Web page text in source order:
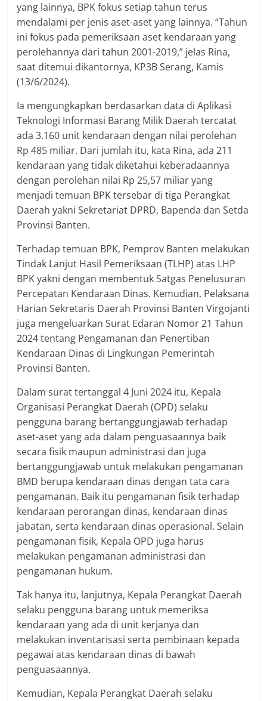
yang lainnya, BPK fokus setiap tahun terus
mendalami per jenis aset-aset yang lainnya. “Tahun
ini fokus pada pemeriksaan aset kendaraan yang
perolehannya dari tahun 2001-2019,” jelas Rina,
saat ditemui dikantornya, KP3B Serang, Kamis
(13/6/2024).
Ia mengungkapkan berdasarkan data di Aplikasi
Teknologi Informasi Barang Milik Daerah tercatat
ada 3.160 unit kendaraan dengan nilai perolehan
Rp 485 miliar. Dari jumlah itu, kata Rina, ada 211
kendaraan yang tidak diketahui keberadaannya
dengan perolehan nilai Rp 25,57 miliar yang
menjadi temuan BPK tersebar di tiga Perangkat
Daerah yakni Sekretariat DPRD, Bapenda dan Setda
Provinsi Banten.
Terhadap temuan BPK, Pemprov Banten melakukan
Tindak Lanjut Hasil Pemeriksaan (TLHP) atas LHP
BPK yakni dengan membentuk Satgas Penelusuran
Percepatan Kendaraan Dinas. Kemudian, Pelaksana
Harian Sekretaris Daerah Provinsi Banten Virgojanti
juga mengeluarkan Surat Edaran Nomor 21 Tahun
2024 tentang Pengamanan dan Penertiban
Kendaraan Dinas di Lingkungan Pemerintah
Provinsi Banten.
Dalam surat tertanggal 4 Juni 2024 itu, Kepala
Organisasi Perangkat Daerah (OPD) selaku
pengguna barang bertanggungjawab terhadap
aset-aset yang ada dalam penguasaannya baik
secara fisik maupun administrasi dan juga
bertanggungjawab untuk melakukan pengamanan
BMD berupa kendaraan dinas dengan tata cara
pengamanan. Baik itu pengamanan fisik terhadap
kendaraan perorangan dinas, kendaraan dinas
jabatan, serta kendaraan dinas operasional. Selain
pengamanan fisik, Kepala OPD juga harus
melakukan pengamanan administrasi dan
pengamanan hukum.
Tak hanya itu, lanjutnya, Kepala Perangkat Daerah
selaku pengguna barang untuk memeriksa
kendaraan yang ada di unit kerjanya dan
melakukan inventarisasi serta pembinaan kepada
pegawai atas kendaraan dinas di bawah
penguasaannya.
Kemudian, Kepala Perangkat Daerah selaku